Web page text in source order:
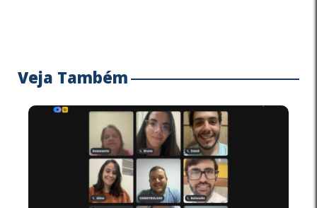
Veja Também